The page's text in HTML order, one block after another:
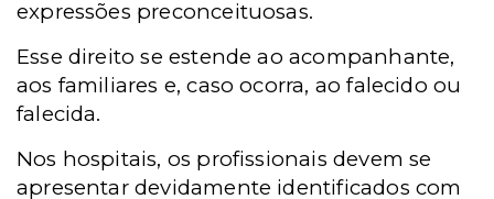
expressões preconceituosas.
Esse direito se estende ao acompanhante,
aos familiares e, caso ocorra, ao falecido ou
falecida.
Nos hospitais, os profissionais devem se
apresentar devidamente identificados com